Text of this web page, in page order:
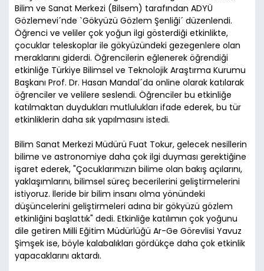
Bilim ve Sanat Merkezi (Bilsem) tarafından ADYÜ
Gözlemevi´nde `Gökyüzü Gözlem Şenliği´ düzenlendi.
Öğrenci ve veliler çok yoğun ilgi gösterdiği etkinlikte,
çocuklar teleskoplar ile gökyüzündeki gezegenlere olan
meraklarını giderdi. Öğrencilerin eğlenerek öğrendiği
etkinliğe Türkiye Bilimsel ve Teknolojik Araştırma Kurumu
Başkanı Prof. Dr. Hasan Mandal´da online olarak katılarak
öğrenciler ve velilere seslendi. Öğrenciler bu etkinliğe
katılmaktan duydukları mutlulukları ifade ederek, bu tür
etkinliklerin daha sık yapılmasını istedi.
Bilim Sanat Merkezi Müdürü Fuat Tokur, gelecek nesillerin
bilime ve astronomiye daha çok ilgi duyması gerektiğine
işaret ederek, "Çocuklarımızın bilime olan bakış açılarını,
yaklaşımlarını, bilimsel süreç becerilerini geliştirmelerini
istiyoruz. İleride bir bilim insanı olma yönündeki
düşüncelerini geliştirmeleri adına bir gökyüzü gözlem
etkinliğini başlattık" dedi. Etkinliğe katılımın çok yoğunu
dile getiren Milli Eğitim Müdürlüğü Ar-Ge Görevlisi Yavuz
Şimşek ise, böyle kalabalıkları gördükçe daha çok etkinlik
yapacaklarını aktardı.